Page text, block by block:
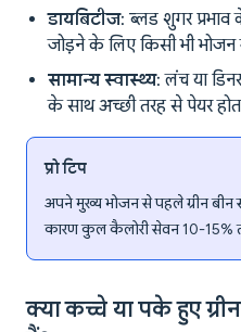
डायबिटीज: ब्लड शुगर
जोड़ने के लिए किसी भी भोजन
सामान्य स्वास्थ्य: लंच या
के साथ अच्छी तरह से पेयर
प्रो टिप
अपने मुख्य भोजन से पहले ग्रीन बीन
कारण कुल कैलोरी सेवन 10-15%
क्या कच्चे या पके हुए